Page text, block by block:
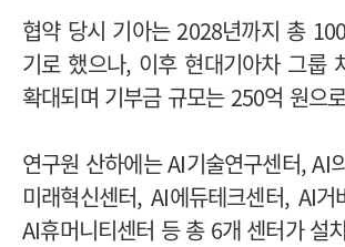
협약 당시 기아는 2028년까지 총
기로 했으나, 이후 현대기아차 그룹
확대되며 기부금 규모는 250억 원으
연구원 산하에는 AI기술연구센터, AI
미래혁신센터, AI에듀테크센터, AI거
AI휴머니티센터 등 총 6개 센터가 설